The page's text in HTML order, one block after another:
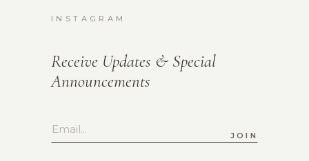
INSTAGRAM
Receive Updates & Special
Announcements
JOIN